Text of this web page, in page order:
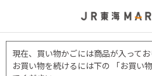
現在、買い物かごには商品が入ってお
お買い物を続けるには下の 「お買い